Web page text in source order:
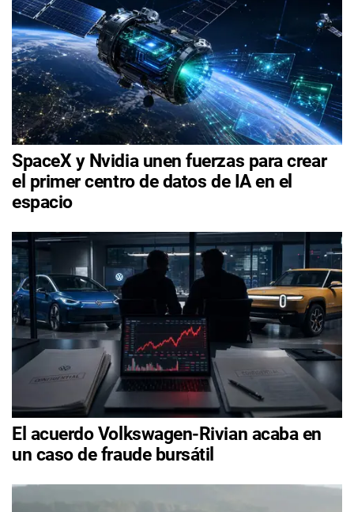
SpaceX y Nvidia unen fuerzas para crear
el primer centro de datos de IA en el
espacio
El acuerdo Volkswagen-Rivian acaba en
un caso de fraude bursátil